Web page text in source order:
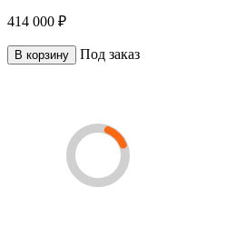
414 000 ₽
В корзину Под заказ